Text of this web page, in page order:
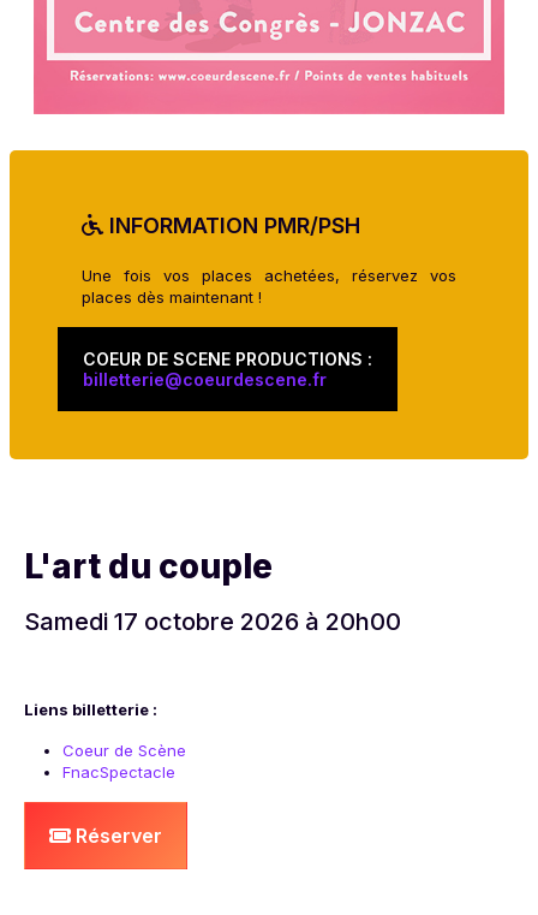
INFORMATION PMR/PSH
Une fois vos places achetées, réservez vos
places dès maintenant !
COEUR DE SCENE PRODUCTIONS :
billetterie@coeurdescene.fr
L'art du couple
Samedi 17 octobre 2026 à 20h00
Liens billetterie :
Coeur de Scène
FnacSpectacle
Réserver